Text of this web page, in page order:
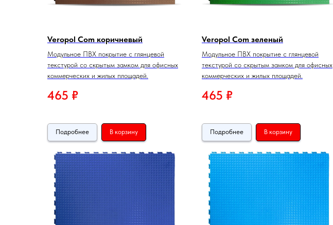
Veropol Com коричневый
Модульное ПВХ покрытие с глянцевой
текстурой со скрытым замком для офисных
коммерческих и жилых площадей.
465 ₽
Подробнее В корзину
Veropol Com зеленый
Модульное ПВХ покрытие с глянцевой
текстурой со скрытым замком для офисных
коммерческих и жилых площадей.
465 ₽
Подробнее В корзину